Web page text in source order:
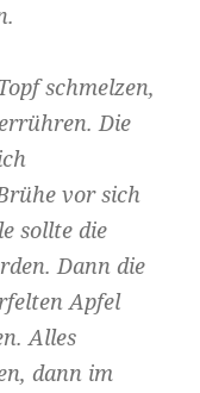
schmelzen,
Die
vor sich
sollte die
Dann die
Apfel
Alles
dann im